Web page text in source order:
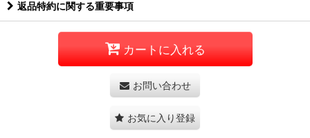
返品特約に関する重要事項
カートに入れる
お問い合わせ
お気に入り登録